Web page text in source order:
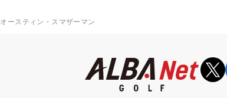
オースティン・スマザーマン